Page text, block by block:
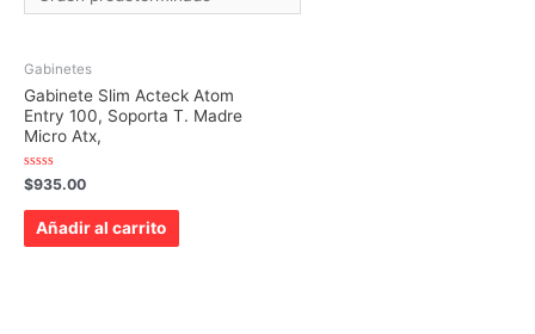
Gabinetes
Gabinete Slim Acteck Atom
Entry 100, Soporta T. Madre
Micro Atx,
Valorado
con
0
$935.00
Añadir al carrito